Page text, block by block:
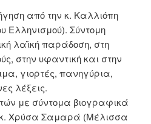
από την κ. Καλλιόπη
Ελληνισμού). Σύντομη
λαϊκή παράδοση, στη
στην υφαντική και στην
γιορτές, πανηγύρια,
λέξεις.
με σύντομα βιογραφικά
κ. Χρύσα Σαμαρά (Μέλισσα